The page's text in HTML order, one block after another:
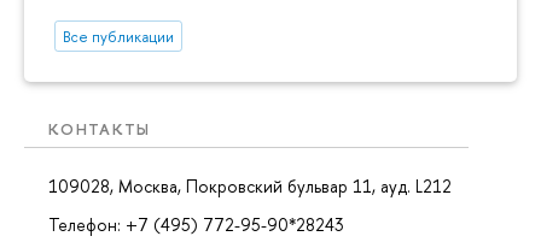
Все публикации
КОНТАКТЫ
109028, Москва, Покровский бульвар 11, ауд. L212
Телефон: +7 (495) 772-95-90*28243